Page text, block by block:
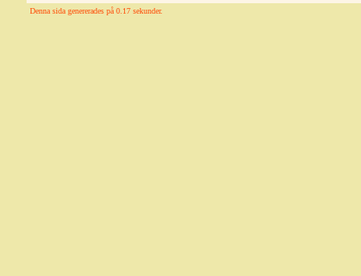
Denna sida genererades på 0.17 sekunder.